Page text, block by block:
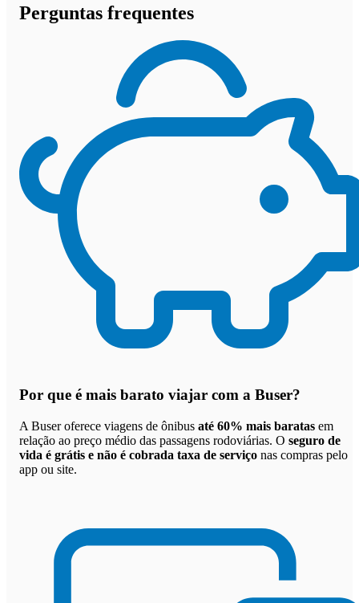
Perguntas frequentes
Por que é mais barato viajar com a Buser?
A Buser oferece viagens de ônibus até 60% mais baratas em
relação ao preço médio das passagens rodoviárias. O seguro de
vida é grátis e não é cobrada taxa de serviço nas compras pelo
app ou site.